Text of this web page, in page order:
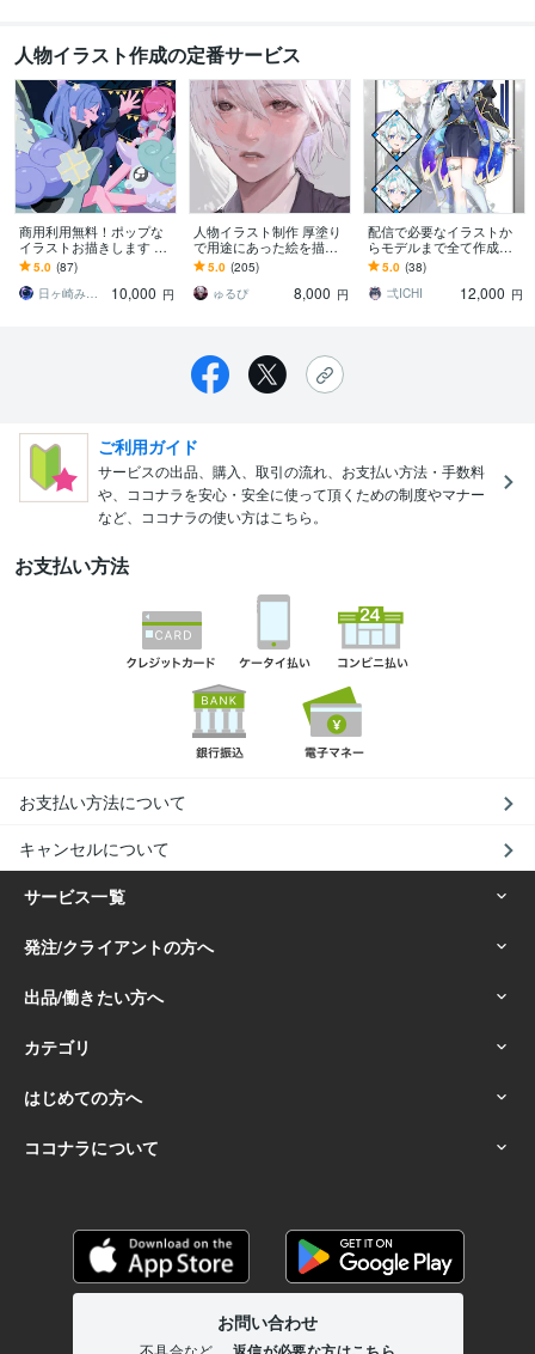
人物イラスト作成の定番サービス
商用利用無料！ポップな
イラストお描きします グ
ッズ、サムネイル、イベ
ントなど幅広く対応いた
します！
5.0 (87)
日ヶ崎みなと ┃ イラストレーター
10,000 円
人物イラスト制作 厚塗り
で用途にあった絵を描き
ます 商用可！アイコン＊
立ち絵＊歌ってみたサム
ネ等幅広く制作します
5.0 (205)
ゅるぴ
8,000 円
配信で必要なイラストか
らモデルまで全て作成し
ます サムネイルやパーツ
分けイラスト，3Dモデル
作成可能
5.0 (38)
弌ICHI
12,000 円
ご利用ガイド
サービスの出品、購入、取引の流れ、お支払い方法・手数料
や、ココナラを安心・安全に使って頂くための制度やマナー
など、ココナラの使い方はこちら。
お支払い方法
お支払い方法について
キャンセルについて